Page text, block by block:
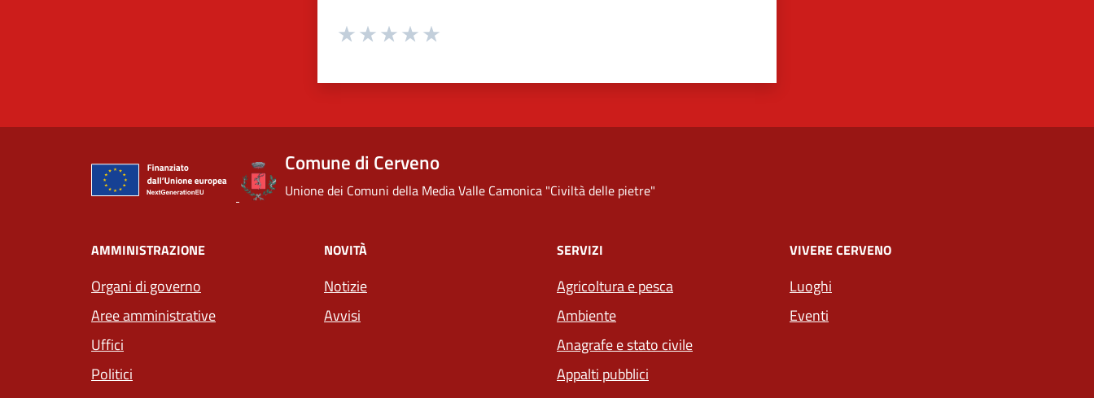
Valuta da 1 a 5 stelle la pagina
Comune di Cerveno
Unione dei Comuni della Media Valle Camonica "Civiltà delle pietre"
AMMINISTRAZIONE
Organi di governo
Aree amministrative
Uffici
Politici
NOVITÀ
Notizie
Avvisi
SERVIZI
Agricoltura e pesca
Ambiente
Anagrafe e stato civile
Appalti pubblici
VIVERE CERVENO
Luoghi
Eventi